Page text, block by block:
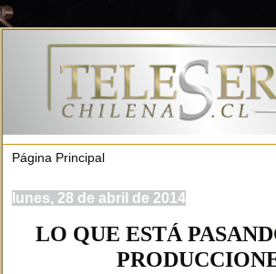
lunes, 28 de abril de 2014
LO QUE ESTÁ